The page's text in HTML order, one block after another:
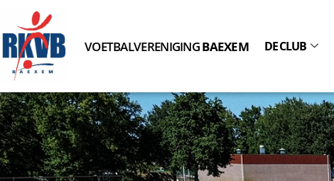
VOETBALVERENIGINGBAEXEM DE CLUB